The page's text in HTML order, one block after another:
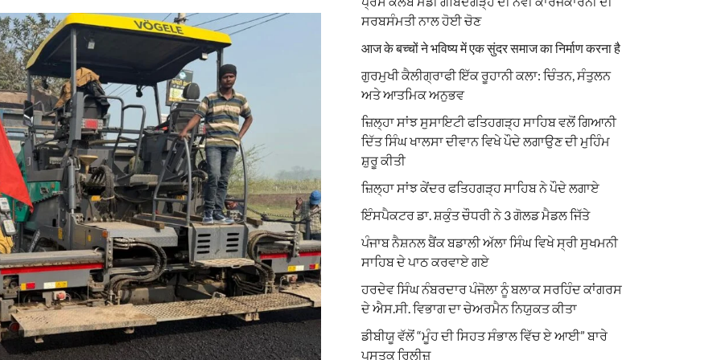
ਸਰਬਸੰਮਤੀ ਨਾਲ ਹੋਈ ਚੋਣ
आज के बच्चों ने भविष्य में एक सुंदर समाज का निर्माण करना है
ਗੁਰਮੁਖੀ ਕੈਲੀਗ੍ਰਾਫੀ ਇੱਕ ਰੂਹਾਨੀ ਕਲਾ: ਚਿੰਤਨ, ਸੰਤੁਲਨ
ਅਤੇ ਆਤਮਿਕ ਅਨੁਭਵ
ਜ਼ਿਲ੍ਹਾ ਸਾਂਝ ਸੁਸਾਇਟੀ ਫਤਿਹਗੜ੍ਹ ਸਾਹਿਬ ਵਲੋਂ ਗਿਆਨੀ
ਦਿੱਤ ਸਿੰਘ ਖਾਲਸਾ ਦੀਵਾਨ ਵਿਖੇ ਪੌਦੇ ਲਗਾਉਣ ਦੀ ਮੁਹਿੰਮ
ਸ਼ੁਰੂ ਕੀਤੀ
ਜ਼ਿਲ੍ਹਾ ਸਾਂਝ ਕੇਂਦਰ ਫਤਿਹਗੜ੍ਹ ਸਾਹਿਬ ਨੇ ਪੌਦੇ ਲਗਾਏ
ਇੰਸਪੈਕਟਰ ਡਾ. ਸ਼ਕੁੰਤ ਚੌਧਰੀ ਨੇ 3 ਗੋਲਡ ਮੈਡਲ ਜਿੱਤੇ
ਪੰਜਾਬ ਨੈਸ਼ਨਲ ਬੈਂਕ ਬਡਾਲੀ ਅੱਲਾ ਸਿੰਘ ਵਿਖੇ ਸ੍ਰੀ ਸੁਖਮਨੀ
ਸਾਹਿਬ ਦੇ ਪਾਠ ਕਰਵਾਏ ਗਏ
ਹਰਦੇਵ ਸਿੰਘ ਨੰਬਰਦਾਰ ਪੰਜੋਲਾ ਨੂੰ ਬਲਾਕ ਸਰਹਿੰਦ ਕਾਂਗਰਸ
ਦੇ ਐਸ.ਸੀ. ਵਿਭਾਗ ਦਾ ਚੇਅਰਮੈਨ ਨਿਯੁਕਤ ਕੀਤਾ
ਡੀਬੀਯੂ ਵੱਲੋਂ “ਮੂੰਹ ਦੀ ਸਿਹਤ ਸੰਭਾਲ ਵਿੱਚ ਏ ਆਈ” ਬਾਰੇ
ਪੁਸਤਕ ਰਿਲੀਜ਼